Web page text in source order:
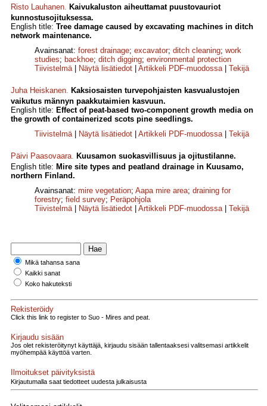
Risto Lauhanen. Kaivukaluston aiheuttamat puustovauriot
kunnostusojituksessa.
English title: Tree damage caused by excavating machines in ditch
network maintenance.
Avainsanat: forest drainage; excavator; ditch cleaning; work
studies; backhoe; ditch digging; environmental protection
Tiivistelmä| Näytä lisätiedot Artikkeli PDF-muodossa| Tekijä
Juha Heiskanen. Kaksiosaisten turvepohjaisten kasvualustojen
vaikutus männyn paakkutaimien kasvuun.
English title: Effect of peat-based two-component growth media on
the growth of containerized scots pine seedlings.
Tiivistelmä| Näytä lisätiedot Artikkeli PDF-muodossa| Tekijä
Päivi Paasovaara. Kuusamon suokasvillisuus ja ojitustilanne.
English title: Mire site types and peatland drainage in Kuusamo,
northern Finland.
Avainsanat: mire vegetation; Aapa mire area; draining for
forestry; field survey; Peräpohjola
Tiivistelmä| Näytä lisätiedot Artikkeli PDF-muodossa| Tekijä
Mikä tahansa sana
Kaikki sanat
Koko hakuteksti
Rekisteröidy
Click this link to register to Suo - Mires and peat.
Kirjaudu sisään
Jos olet rekisteröitynyt käyttäjä, kirjaudu sisään tallentaaksesi valitsemasi artikkelit
myöhempää käyttöä varten.
Ilmoitukset päivityksistä
Kirjautumalla saat tiedotteet uudesta julkaisusta